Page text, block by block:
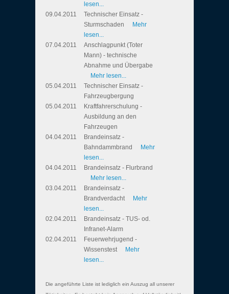
lesen...
09.04.2011
Technischer Einsatz -
Sturmschaden
Mehr
lesen...
07.04.2011
Anschlagpunkt (Toter
Mann) - technische
Abnahme und Übergabe
Mehr lesen...
05.04.2011
Technischer Einsatz -
Fahrzeugbergung
05.04.2011
Kraftfahrerschulung -
Ausbildung an den
Fahrzeugen
04.04.2011
Brandeinsatz -
Bahndammbrand
Mehr
lesen...
04.04.2011
Brandeinsatz - Flurbrand
Mehr lesen...
03.04.2011
Brandeinsatz -
Brandverdacht
Mehr
lesen...
02.04.2011
Brandeinsatz - TUS- od.
Infranet-Alarm
02.04.2011
Feuerwehrjugend -
Wissenstest
Mehr
lesen...
Die angeführte Liste ist lediglich ein Auszug all unserer